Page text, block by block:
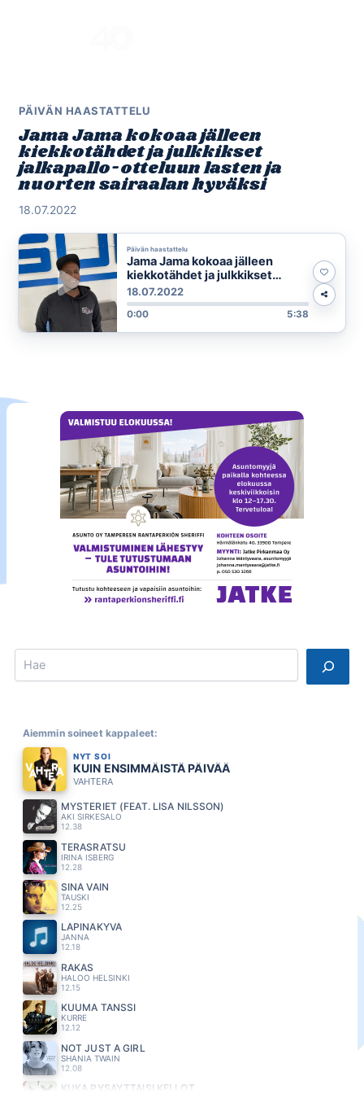
PÄIVÄN HAASTATTELU
Jama Jama kokoaa jälleen
kiekkotähdet ja julkkikset
jalkapallo-otteluun lasten ja
nuorten sairaalan hyväksi
18.07.2022
Päivän haastattelu
Jama Jama kokoaa jälleen
kiekkotähdet ja julkkikset
jalkapallo-otteluun lasten ja
nuorten sairaalan hyväksi
18.07.2022
0:00 5:38
Search
Aiemmin soineet kappaleet:
NYT SOI
KUIN ENSIMMÄISTÄ PÄIVÄÄ
VAHTERA
MYSTERIET (FEAT. LISA NILSSON)
AKI SIRKESALO
12.38
TERÄSRATSU
IRINA ISBERG
12.28
SINÄ VAIN
TAUSKI
12.25
LÄPINÄKYVÄ
JANNA
12.18
RAKAS
HALOO HELSINKI
12.15
KUUMA TANSSI
KURRE
12.12
NOT JUST A GIRL
SHANIA TWAIN
12.08
KUKA PYSÄYTTÄISI KELLOT